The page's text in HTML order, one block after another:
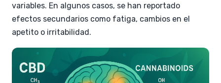
variables. En algunos casos, se han reportado
efectos secundarios como fatiga, cambios en el
apetito o irritabilidad.